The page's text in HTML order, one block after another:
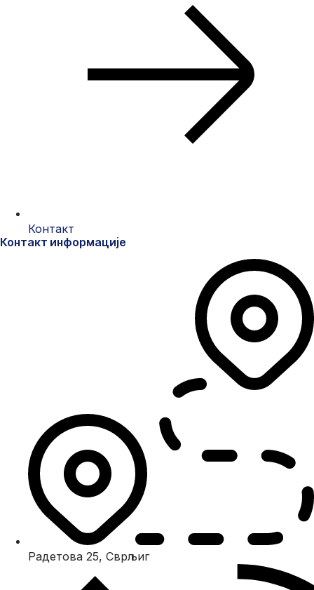
Контакт
Контакт информације
Радетова 25, Сврљиг